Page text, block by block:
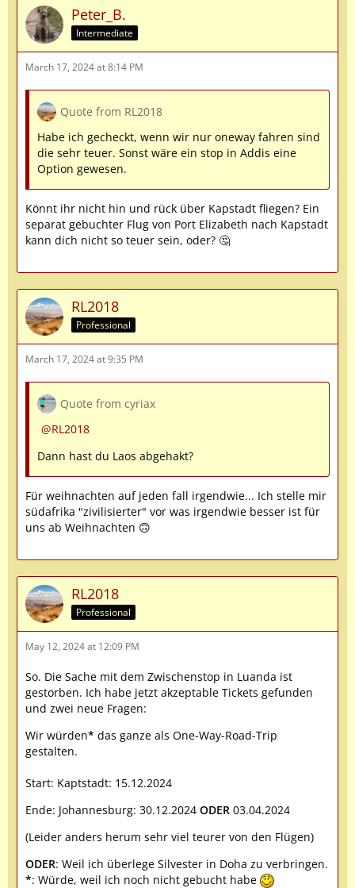
Peter_B.
Intermediate
March 17, 2024 at 8:14 PM
Quote from RL2018
Habe ich gecheckt, wenn wir nur oneway fahren sind
die sehr teuer. Sonst wäre ein stop in Addis eine
Option gewesen.
Könnt ihr nicht hin und rück über Kapstadt fliegen? Ein
separat gebuchter Flug von Port Elizabeth nach Kapstadt
kann dich nicht so teuer sein, oder? 🤔
RL2018
Professional
March 17, 2024 at 9:35 PM
Quote from cyriax
RL2018
Dann hast du Laos abgehakt?
Für weihnachten auf jeden fall irgendwie... Ich stelle mir
südafrika "zivilisierter" vor was irgendwie besser ist für
uns ab Weihnachten 🙃
RL2018
Professional
May 12, 2024 at 12:09 PM
So. Die Sache mit dem Zwischenstop in Luanda ist
gestorben. Ich habe jetzt akzeptable Tickets gefunden
und zwei neue Fragen:
Wir würden* das ganze als One-Way-Road-Trip
gestalten.
Start: Kaptstadt: 15.12.2024
Ende: Johannesburg: 30.12.2024 ODER 03.04.2024
(Leider anders herum sehr viel teurer von den Flügen)
ODER: Weil ich überlege Silvester in Doha zu verbringen.
*: Würde, weil ich noch nicht gebucht habe